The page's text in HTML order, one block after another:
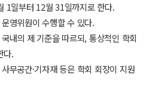
일부터 12월 31일까지로 한다.
영위원이 수행할 수 있다.
내의 제 기준을 따르되, 통상적인 학회
다.
무공간·기자재 등은 학회 회장이 지원